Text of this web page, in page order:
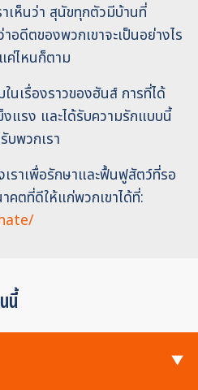
าเห็นว่า สุนัขทุกตัวมีบ้านที่
ดีตของพวกเขาจะเป็นอย่างไร
ค่ไหนก็ตาม
เรื่องราวของฮันส์ การที่ได้
แรง และได้รับความรักแบบนี้
พวกเรา
ราเพื่อรักษาและฟื้นฟูสัตว์ที่รอ
คตที่ดีให้แก่พวกเขาได้ที่:
นี้